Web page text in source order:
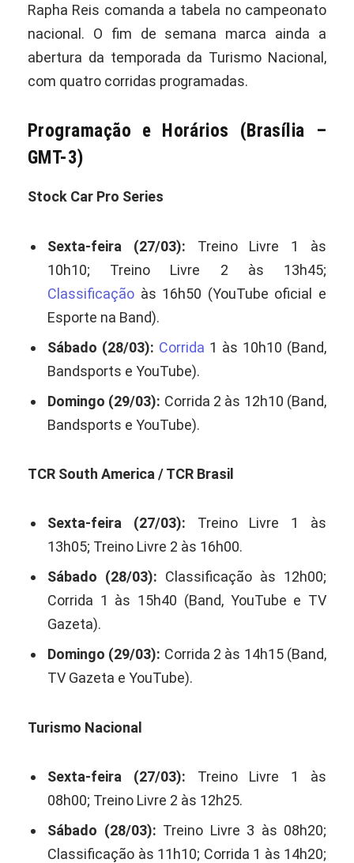
Rapha Reis comanda a tabela no campeonato
nacional. O fim de semana marca ainda a
abertura da temporada da Turismo Nacional,
com quatro corridas programadas.
Programação e Horários (Brasília –
GMT-3)
Stock Car Pro Series
Sexta-feira (27/03): Treino Livre 1 às
10h10; Treino Livre 2 às 13h45;
Classificação às 16h50 (YouTube oficial e
Esporte na Band).
Sábado (28/03): Corrida 1 às 10h10 (Band,
Bandsports e YouTube).
Domingo (29/03): Corrida 2 às 12h10 (Band,
Bandsports e YouTube).
TCR South America / TCR Brasil
Sexta-feira (27/03): Treino Livre 1 às
13h05; Treino Livre 2 às 16h00.
Sábado (28/03): Classificação às 12h00;
Corrida 1 às 15h40 (Band, YouTube e TV
Gazeta).
Domingo (29/03): Corrida 2 às 14h15 (Band,
TV Gazeta e YouTube).
Turismo Nacional
Sexta-feira (27/03): Treino Livre 1 às
08h00; Treino Livre 2 às 12h25.
Sábado (28/03): Treino Livre 3 às 08h20;
Classificação às 11h10; Corrida 1 às 14h20;